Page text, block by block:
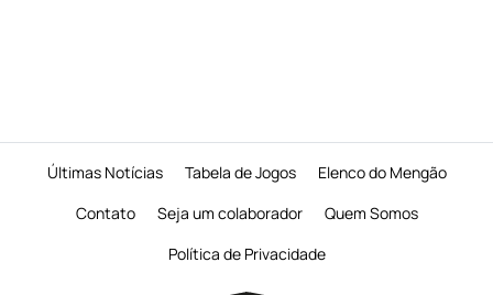
Últimas Notícias Tabela de Jogos
Elenco do Mengão
Contato
Seja um colaborador
Quem Somos
Política de Privacidade